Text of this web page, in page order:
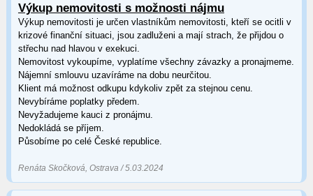
Výkup nemovitosti s možnosti nájmu
Výkup nemovitosti je určen vlastníkům nemovitosti, kteří se ocitli v
krizové finanční situaci, jsou zadluženi a mají strach, že přijdou o
střechu nad hlavou v exekuci.
Nemovitost vykoupíme, vyplatíme všechny závazky a pronajmeme.
Nájemní smlouvu uzavíráme na dobu neurčitou.
Klient má možnost odkupu kdykoliv zpět za stejnou cenu.
Nevybíráme poplatky předem.
Nevyžadujeme kauci z pronájmu.
Nedokládá se příjem.
Působíme po celé České republice.
Renáta Skočková, Ostrava / 5.03.2024